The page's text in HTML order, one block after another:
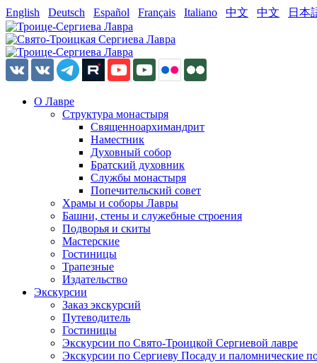
English Deutsch Español Français Italiano 中文 中文 日本
О Лавре
Структура монастыря
Священноархимандрит
Наместник
Духовный собор
Братский духовник
Службы монастыря
Попечительский совет
Храмы и соборы Лавры
Башни, стены и служебные строения
Подворья и скиты
Мастерские
Гостиницы
Трапезные
Издательство
Экскурсии
Заказ экскурсий
Путеводитель
Гостиницы
Экскурсии по Свято-Троицкой Сергиевой лавре
Экскурсии по Сергиеву Посаду и паломнические